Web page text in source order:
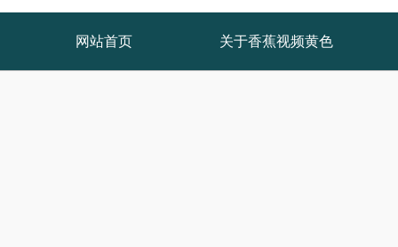
网站首页 关于香蕉视频黄色